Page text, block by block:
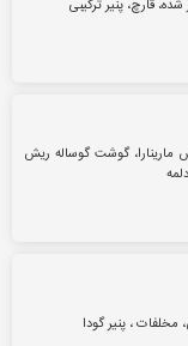
قارچ، پنیر ترکیبی
گوشت گوساله ریش